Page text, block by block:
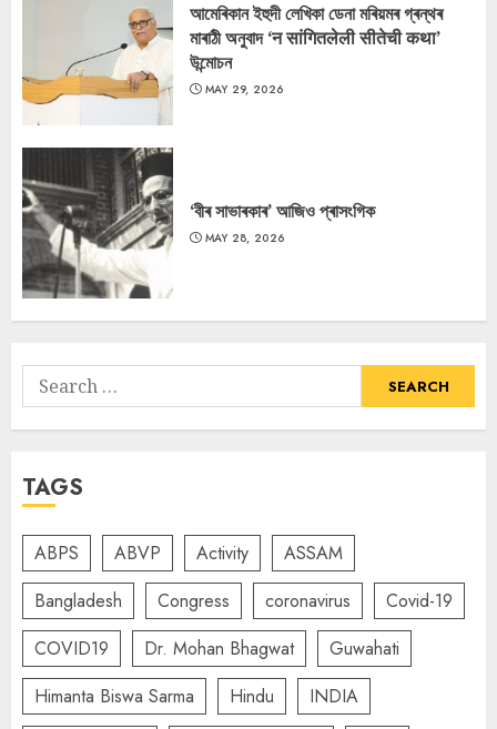
আমেৰিকান ইহুদী লেখিকা ডেনা মৰিয়মৰ গ্ৰন্থৰ
মাৰাঠী অনুবাদ ‘न सांगितलेली सीतेची कथा’
উন্মোচন
MAY 29, 2026
‘বীৰ সাভাৰকাৰ’ আজিও প্ৰাসংগিক
MAY 28, 2026
Search
for:
TAGS
ABPS ABVP Activity
ASSAM
Bangladesh
Congress coronavirus
Covid-19
COVID19
Dr. Mohan Bhagwat
Guwahati
Himanta Biswa Sarma
Hindu
INDIA